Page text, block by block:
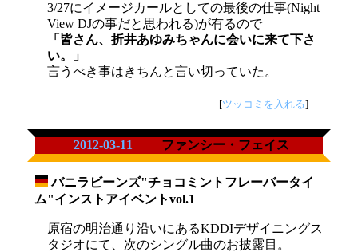
3/27にイメージカールとしての最後の仕事(Night
View DJの事だと思われる)が有るので
「皆さん、折井あゆみちゃんに会いに来て下さ
い。」
言うべき事はきちんと言い切っていた。
[ツッコミを入れる]
2012-03-11 ファンシー・フェイス
バニラビーンズ"チョコミントフレーバータイ
ム"インストアイベントvol.1
原宿の明治通り沿いにあるKDDIデザイニングス
タジオにて、次のシングル曲のお披露目。